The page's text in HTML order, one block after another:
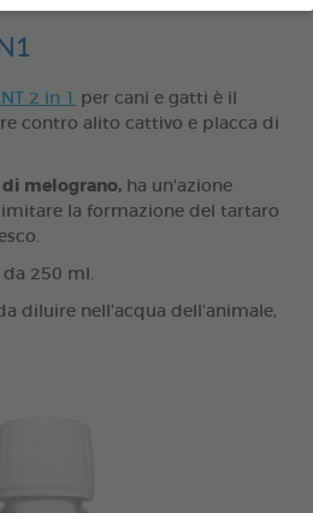
2 in 1
per cani e gatti è il
contro alito cattivo e placca di
di melograno, ha un'azione
la formazione del tartaro
250 ml.
diluire nell'acqua dell'animale,